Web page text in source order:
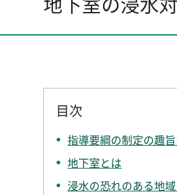
目次
指導要綱の制定の趣
地下室とは
浸水の恐れのある地